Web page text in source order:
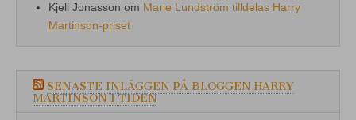
Kjell Jonasson om Marie Lundström tilldelas Harry
Martinson-priset
SENASTE INLÄGGEN PÅ BLOGGEN HARRY
MARTINSON I TIDEN